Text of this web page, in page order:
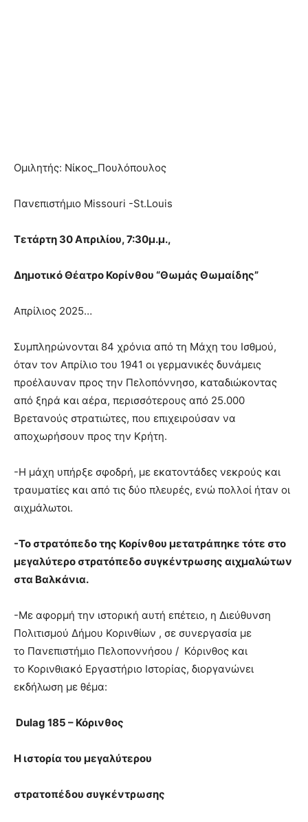
Ομιλητής: Νίκος_Πουλόπουλος
Πανεπιστήμιο Missouri -St.Louis
Τετάρτη 30 Απριλίου, 7:30μ.μ.,
Δημοτικό Θέατρο Κορίνθου “Θωμάς Θωμαίδης”
Απρίλιος 2025…
Συμπληρώνονται 84 χρόνια από τη Μάχη του Ισθμού,
όταν τον Απρίλιο του 1941 οι γερμανικές δυνάμεις
προέλαυναν προς την Πελοπόννησο, καταδιώκοντας
από ξηρά και αέρα, περισσότερους από 25.000
Βρετανούς στρατιώτες, που επιχειρούσαν να
αποχωρήσουν προς την Κρήτη.
-Η μάχη υπήρξε σφοδρή, με εκατοντάδες νεκρούς και
τραυματίες και από τις δύο πλευρές, ενώ πολλοί ήταν οι
αιχμάλωτοι.
-Το στρατόπεδο της Κορίνθου μετατράπηκε τότε στο
μεγαλύτερο στρατόπεδο συγκέντρωσης αιχμαλώτων
στα Βαλκάνια.
-Με αφορμή την ιστορική αυτή επέτειο, η Διεύθυνση
Πολιτισμού Δήμου Κορινθίων , σε συνεργασία με
το Πανεπιστήμιο Πελοποννήσου / Κόρινθος και
το Κορινθιακό Εργαστήριο Ιστορίας, διοργανώνει
εκδήλωση με θέμα:
Dulag 185 – Κόρινθος
Η ιστορία του μεγαλύτερου
στρατοπέδου συγκέντρωσης